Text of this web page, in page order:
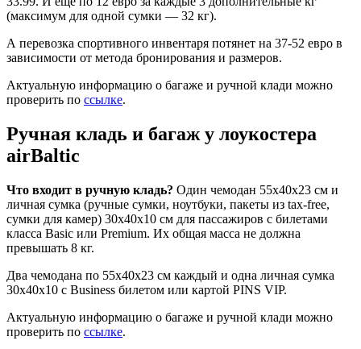
(максимум для одной сумки — 32 кг).
А перевозка спортивного инвентаря потянет на 37-52 евро в
зависимости от метода бронирования и размеров.
Актуальную информацию о багаже и ручной клади можно
проверить по ссылке.
Ручная кладь и багаж у лоукостера
airBaltic
Что входит в ручную кладь? Один чемодан 55х40х23 см и
личная сумка (ручные сумки, ноутбуки, пакеты из tax-free,
сумки для камер) 30х40х10 см для пассажиров с билетами
класса Basic или Premium. Их общая масса не должна
превышать 8 кг.
Два чемодана по 55х40х23 см каждый и одна личная сумка
30х40х10 с Business билетом или картой PINS VIP.
Актуальную информацию о багаже и ручной клади можно
проверить по ссылке.